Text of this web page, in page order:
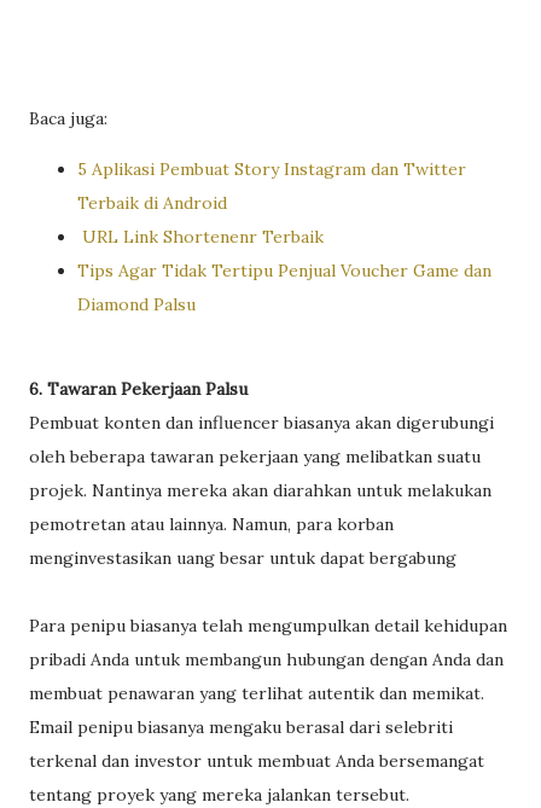
Baca juga:
5 Aplikasi Pembuat Story Instagram dan Twitter
Terbaik di Android
URL Link Shortenenr Terbaik
Tips Agar Tidak Tertipu Penjual Voucher Game dan
Diamond Palsu
6. Tawaran Pekerjaan Palsu
Pembuat konten dan influencer biasanya akan digerubungi
oleh beberapa tawaran pekerjaan yang melibatkan suatu
projek. Nantinya mereka akan diarahkan untuk melakukan
pemotretan atau lainnya. Namun, para korban
menginvestasikan uang besar untuk dapat bergabung
Para penipu biasanya telah mengumpulkan detail kehidupan
pribadi Anda untuk membangun hubungan dengan Anda dan
membuat penawaran yang terlihat autentik dan memikat.
Email penipu biasanya mengaku berasal dari selebriti
terkenal dan investor untuk membuat Anda bersemangat
tentang proyek yang mereka jalankan tersebut.